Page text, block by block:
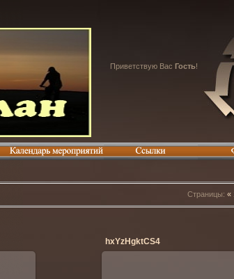
Приветствую Вас Гость!
Страницы: «
hxYzHgktCS4